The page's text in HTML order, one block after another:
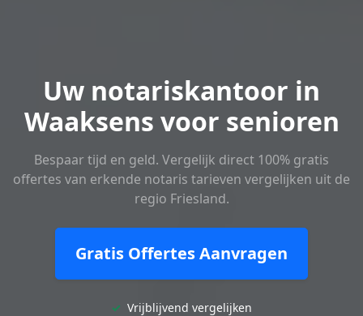
Uw notariskantoor in
Waaksens voor senioren
Bespaar tijd en geld. Vergelijk direct 100% gratis
offertes van erkende notaris tarieven vergelijken uit de
regio Friesland.
Gratis Offertes Aanvragen
✓ Vrijblijvend vergelijken